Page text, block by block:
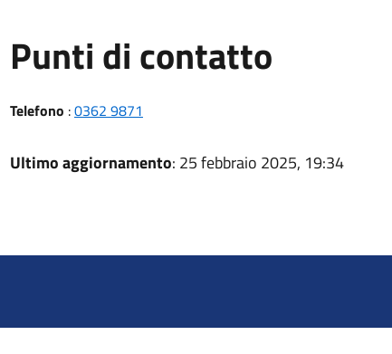
Punti di contatto
Telefono :0362 9871
Ultimo aggiornamento: 25 febbraio 2025, 19:34